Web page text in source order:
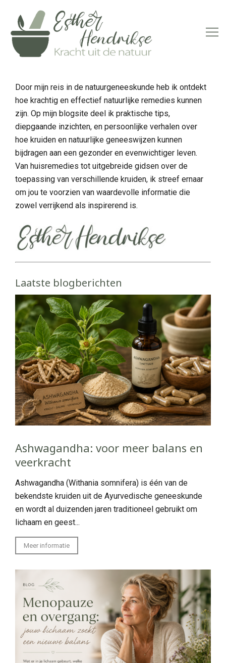
content
menu
Door mijn reis in de natuurgeneeskunde heb ik ontdekt
hoe krachtig en effectief natuurlijke remedies kunnen
zijn. Op mijn blogsite deel ik praktische tips,
diepgaande inzichten, en persoonlijke verhalen over
hoe kruiden en natuurlijke geneeswijzen kunnen
bijdragen aan een gezonder en evenwichtiger leven.
Van huisremedies tot uitgebreide gidsen over de
toepassing van verschillende kruiden, ik streef ernaar
om jou te voorzien van waardevolle informatie die
zowel verrijkend als inspirerend is.
Laatste blogberichten
Ashwagandha: voor meer balans en
veerkracht
Ashwagandha (Withania somnifera) is één van de
bekendste kruiden uit de Ayurvedische geneeskunde
en wordt al duizenden jaren traditioneel gebruikt om
lichaam en geest...
Meer informatie